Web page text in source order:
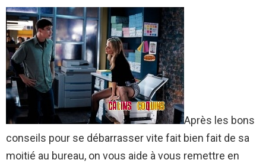
Après les bons
conseils pour se débarrasser vite fait bien fait de sa
moitié au bureau, on vous aide à vous remettre en